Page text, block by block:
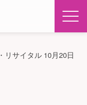
サイタル 10月20日